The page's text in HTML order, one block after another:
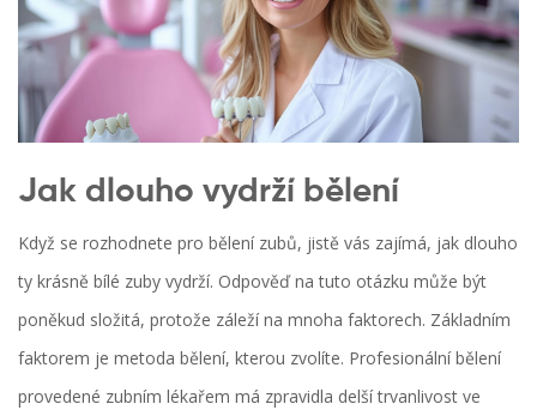
Jak dlouho vydrží bělení
Když se rozhodnete pro bělení zubů, jistě vás zajímá, jak dlouho
ty krásně bílé zuby vydrží. Odpověď na tuto otázku může být
poněkud složitá, protože záleží na mnoha faktorech. Základním
faktorem je metoda bělení, kterou zvolíte. Profesionální bělení
provedené zubním lékařem má zpravidla delší trvanlivost ve